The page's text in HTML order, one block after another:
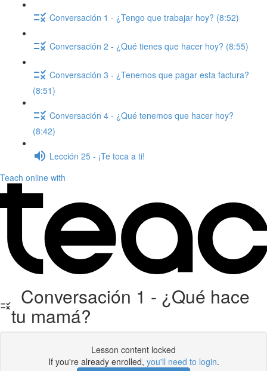
Conversación 1 - ¿Tengo que trabajar hoy? (8:52)
Conversación 2 - ¿Qué tienes que hacer hoy? (8:55)
Conversación 3 - ¿Tenemos que pagar esta factura?
(8:51)
Conversación 4 - ¿Qué tenemos que hacer hoy?
(8:42)
Lección 25 - ¡Te toca a ti!
Teach online with
Conversación 1 - ¿Qué hace
tu mamá?
Lesson content locked
If you're already enrolled, you'll need to login.